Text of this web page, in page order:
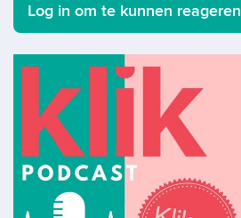
Log in om te kunnen reageren